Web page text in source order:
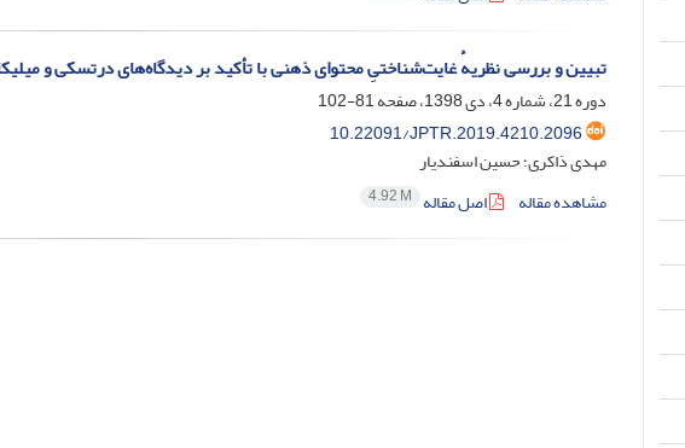
تبیین و بررسی نظریهٔ غایت‌شناختیِ محتوای ذهنی با تأکید بر دیدگاه‌های درتسکی و
دوره 21، شماره 4، دی 1398، صفحه
81-102
10.22091/JPTR.2019.4210.2096
مهدی ذاکری؛ حسین اسفندیار
مشاهده مقاله
اصل مقاله 4.92 M